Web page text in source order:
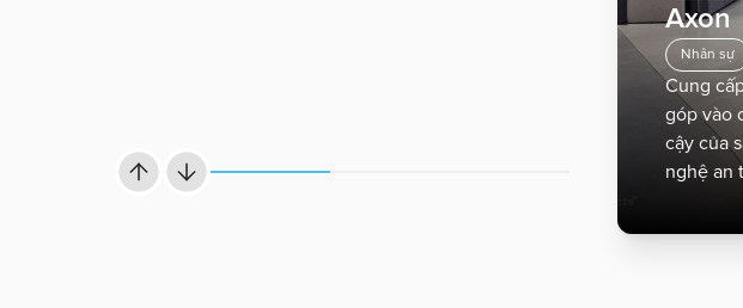
để
Axon
Nhân sự
Cung
góp vào
cậy của
nghệ an